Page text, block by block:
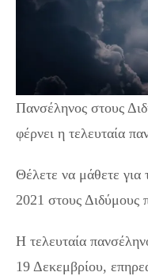
Πανσέληνος στους
φέρνει η τελευταία
Θέλετε να μάθετε για
2021 στους Διδύμους
Η τελευταία
19 Δεκεμβρίου,